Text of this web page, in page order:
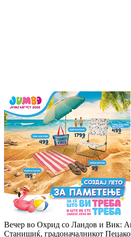
Вечер во Охрид со Ландов и Вик:
Станишиќ, градоначалникот